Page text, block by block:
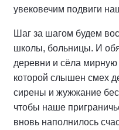
увековечим подвиги
Шаг за шагом будем
школы, больницы. И
деревни и сёла
которой слышен смех
сирены и жужжание
чтобы наше
вновь наполнилось